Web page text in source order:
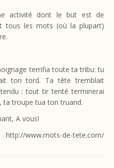
activité dont le but est de
tous les mots (où la plupart)
terrifia toute ta tribu: tu
ton tord. Ta tête tremblait
: tout tir tenté terminerai
troupe tua ton truand.
A vous!
http://www.mots-de-tete.com/